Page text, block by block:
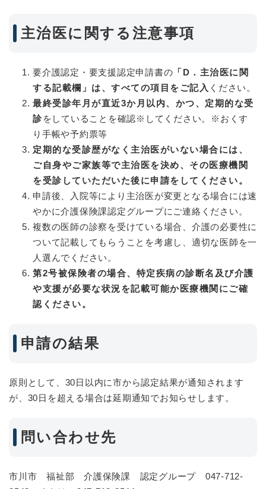
主治医に関する注意事項
要介護認定・要支援認定申請書の 「D．主治医に関
する記載欄」は、 すべての項目をご記入 ください。
最終受診年月が直近3か月以内、かつ、定期的な受
診 をしていることを確認※してください。※おくす
り手帳や予約票等
定期的な受診歴がなく主治医がいない場合には、
ご自身やご家族等で主治医を決め、その医療機関
を受診していただいた後に申請をしてください。
申請後、入院等により主治医が変更となる場合には速
やかに介護保険課認定グループにご連絡ください。
複数の医師の診察を受けている場合、介護の必要性に
ついて記載してもらうことを考慮し、適切な医師を一
人選んでください。
第2号被保険者の場合、特定疾病の診断名及び介護
や支援が必要な状況を記載可能か医療機関にご確
認ください。
申請の結果
原則として、30日以内に市から認定結果が通知されます
が、30日を超える場合は延期通知でお知らせします。
問い合わせ先
市川市 福祉部 介護保険課 認定グループ 047-712-